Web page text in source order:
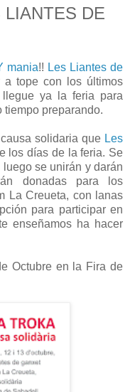
LIANTES DE
mania!! Les Liantes de
a tope con los últimos
llegue ya la feria para
tiempo preparando.
solidaria que Les
los días de la feria. Se
se unirán y darán
donadas para los
La Creueta, con lanas
para participar en
enseñamos ha hacer
Octubre en la Fira de